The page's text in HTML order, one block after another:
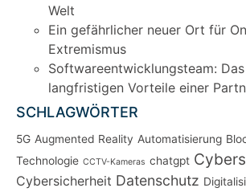
Welt
Ein gefährlicher neuer Ort für
Extremismus
Softwareentwicklungsteam:
langfristigen Vorteile einer
SCHLAGWÖRTER
5G Augmented Reality Automatisierung
Technologie CCTV-Kameras chatgpt
Cybersicherheit Datenschutz